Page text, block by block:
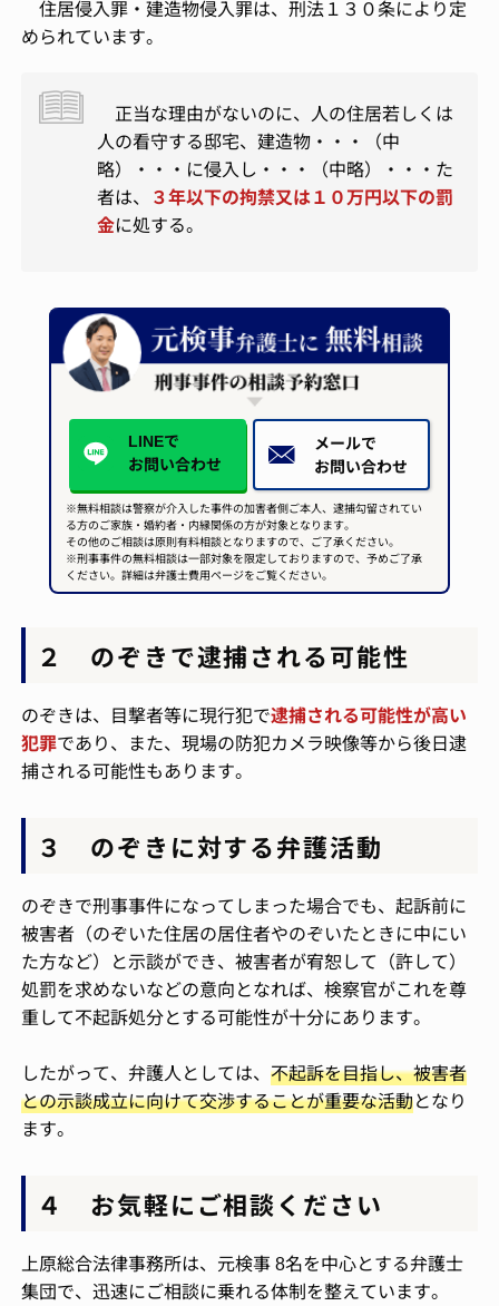
住居侵入罪・建造物侵入罪は、刑法１３０条により定
められています。
正当な理由がないのに、人の住居若しくは
人の看守する邸宅、建造物・・・（中
略）・・・に侵入し・・・（中略）・・・た
者は、 ３年以下の拘禁又は１０万円以下の罰
金に処する。
メールで
お問い合わせ
LINEで
お問い合わせ
※無料相談は警察が介入した事件の加害者側ご本人、逮捕勾留されてい
る方のご家族・婚約者・内縁関係の方が対象となります。
その他のご相談は原則有料相談となりますので、ご了承ください。
※刑事事件の無料相談は一部対象を限定しておりますので、予めご了承
ください。詳細は弁護士費用ページをご覧ください。
２ のぞきで逮捕される可能性
のぞきは、目撃者等に現行犯で逮捕される可能性が高い
犯罪であり、また、現場の防犯カメラ映像等から後日逮
捕される可能性もあります。
３ のぞきに対する弁護活動
のぞきで刑事事件になってしまった場合でも、起訴前に
被害者（のぞいた住居の居住者やのぞいたときに中にい
た方など）と示談ができ、被害者が宥恕して（許して）
処罰を求めないなどの意向となれば、検察官がこれを尊
重して不起訴処分とする可能性が十分にあります。
したがって、弁護人としては、不起訴を目指し、被害者
との示談成立に向けて交渉することが重要な活動となり
ます。
４ お気軽にご相談ください
上原総合法律事務所は、元検事 8名を中心とする弁護士
集団で、迅速にご相談に乗れる体制を整えています。